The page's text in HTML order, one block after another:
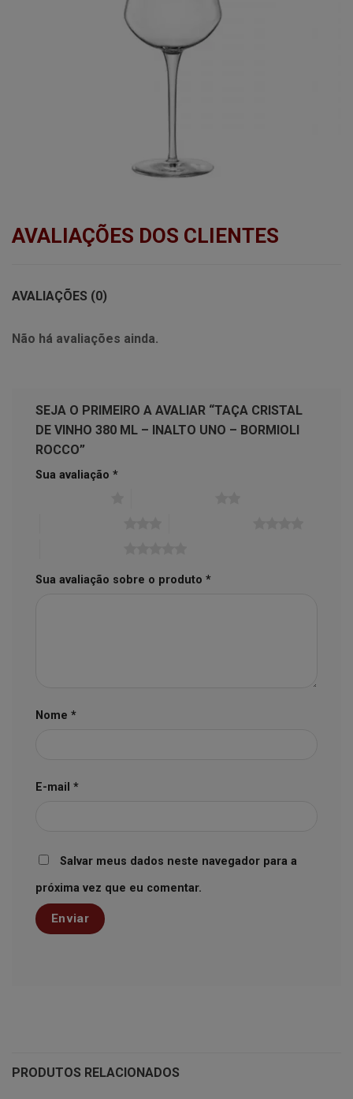
AVALIAÇÕES DOS CLIENTES
AVALIAÇÕES (0)
Não há avaliações ainda.
SEJA O PRIMEIRO A AVALIAR “TAÇA CRISTAL
DE VINHO 380 ML – INALTO UNO – BORMIOLI
ROCCO”
Sua avaliação *
Sua avaliação sobre o produto *
Nome *
E-mail *
Salvar meus dados neste navegador para a
próxima vez que eu comentar.
PRODUTOS RELACIONADOS